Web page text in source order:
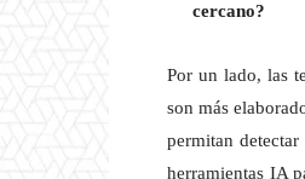
cercano?
Por un lado, las
son más
permitan
herramientas IA